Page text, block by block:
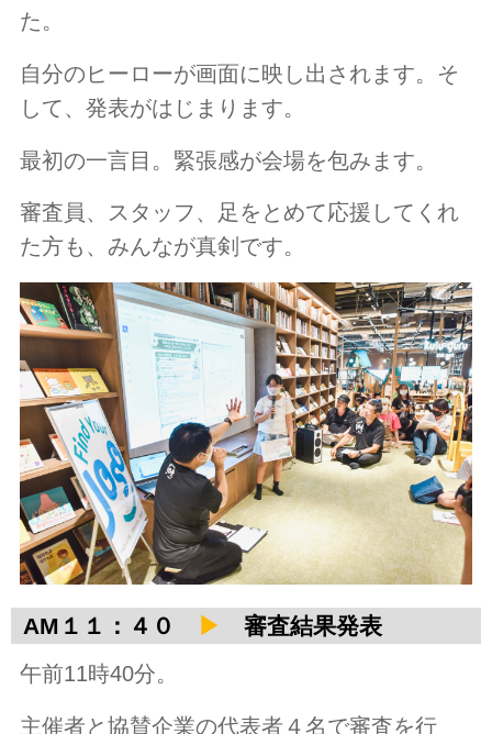
た。
自分のヒーローが画面に映し出されます。そ
して、発表がはじまります。
最初の一言目。緊張感が会場を包みます。
審査員、スタッフ、足をとめて応援してくれ
た方も、みんなが真剣です。
AM１１：４０ ▶ 審査結果発表
午前11時40分。
主催者と協賛企業の代表者４名で審査を行